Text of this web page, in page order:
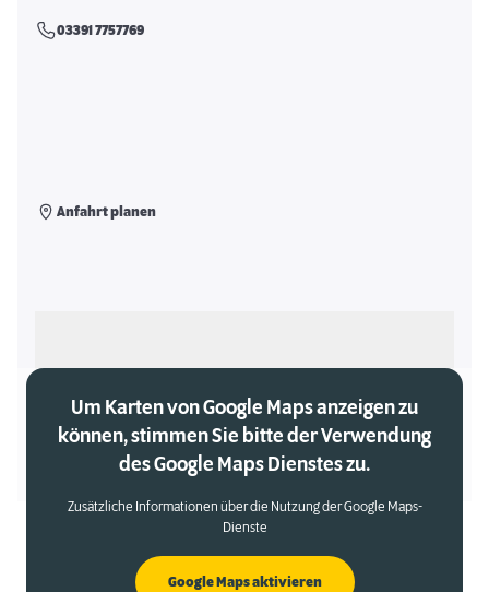
03391 7757769
Anfahrt planen
Um Karten von Google Maps anzeigen zu
können, stimmen Sie bitte der Verwendung
des Google Maps Dienstes zu.
Zusätzliche Informationen über die Nutzung der Google Maps-
Dienste
Google Maps aktivieren